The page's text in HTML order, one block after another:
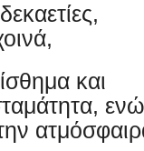
και
ενώ